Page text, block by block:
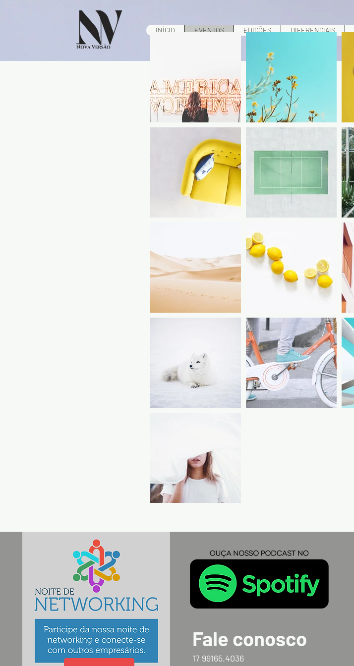
INÍCIO EVENTOS EDIÇÕES DIFERENCIAIS
Fale conosco
17 99165.4036